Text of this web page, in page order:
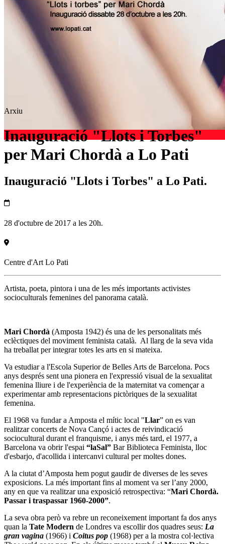
Arxiu
Inauguració "Llots i Torbes"
per Mari Chordà a Lo Pati
Inauguració "Llots i Torbes" a Lo Pati.
28 d'octubre de 2017 a les 20h.
Centre d'Art Lo Pati
Artista, poeta, pintora i una de les més importants activistes
socioculturals femenines del panorama català.
Mari Chordà (Amposta 1942) és una de les personalitats més
eclèctiques del moviment feminista català. Al llarg de la seva vida
ha treballat per integrar totes les arts en si mateixa.
Va estudiar a l'Escola Superior de Belles Arts de Barcelona. Pocs
anys després sent una pionera en l'expressió visual de la sexualitat
femenina lliure i de l'experiència de la maternitat va començar a
experimentar amb representacions pictòriques de la sexualitat
femenina.
El 1968 va fundar a Amposta el mític local "Llar” on es van
realitzar concerts de Nova Cançó i actes de reivindicació
sociocultural durant el franquisme, i anys més tard, el 1977, a
Barcelona va obrir l'espai “laSal” Bar Biblioteca Feminista lloc
d'esbarjo, d'acollida i intercanvi cultural per moltes dones.
A la ciutat d’Amposta hem pogut gaudir de diverses de les seves
exposicions. La més important fins al moment va ser l’any 2000,
any en que va realitzar una exposició retrospectiva: “Mari Chordà.
Passar i traspassar 1960-2000”.
La seva obra però va rebre un reconeixement important fa dos anys
quan la Tate Modern de Londres va escollir dos quadres seus: La
gran vagina (1966) i Coitus pop (1968) per a la mostra col·lectiva